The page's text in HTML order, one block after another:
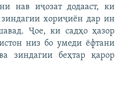
нав иҷозат додааст, ки
зиндагии хориҷиён дар ин
Ҷое, ки садҳо ҳазор
низ бо умеди ёфтани
зиндагии беҳтар қарор